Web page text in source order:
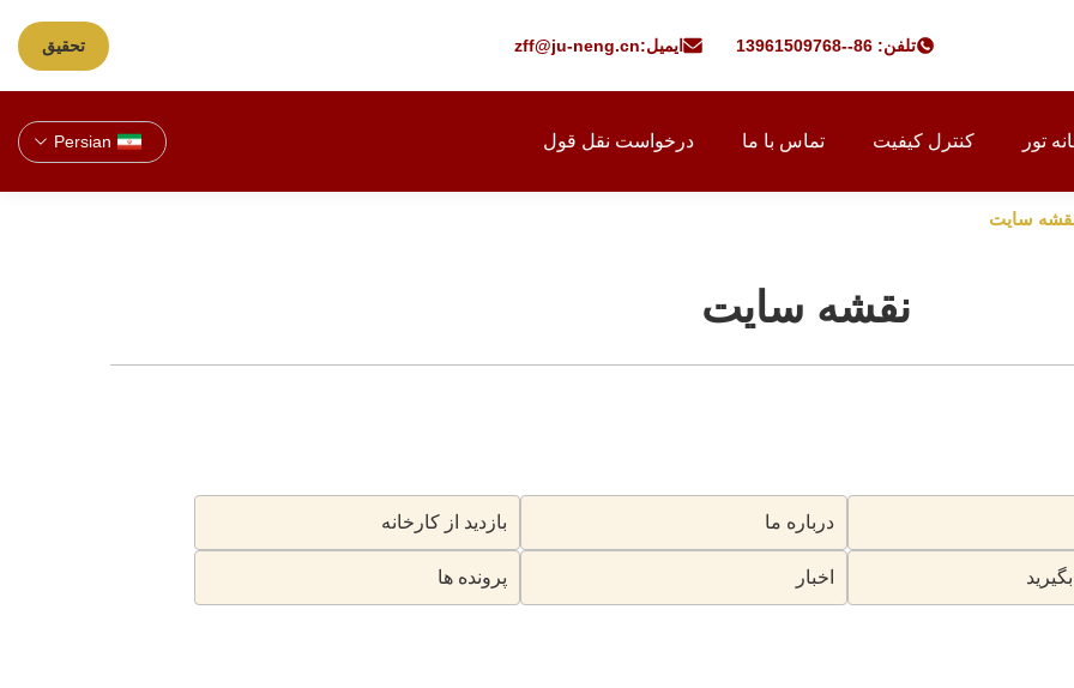
تلفن: 86--13961509768 ایمیل:zff@ju-neng.cn تحقیق
تور کنترل کیفیت تماس با ما درخواست نقل قول Persian
نقشه سایت
درباره ما بازدید از کارخانه
اخبار پرونده ها